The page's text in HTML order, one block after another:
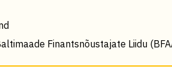
Finantsnõustajate Liidu